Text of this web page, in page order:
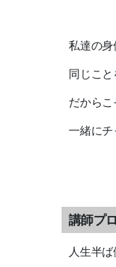
私達の身
同じこと
だからこ
一緒に
講師プ
人生半